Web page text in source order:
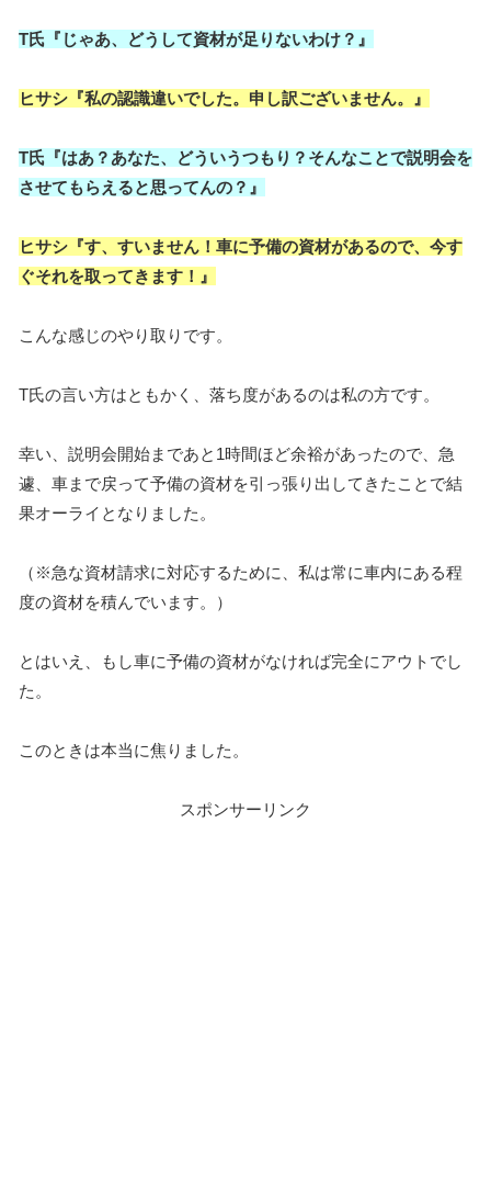
T氏『じゃあ、どうして資材が足りないわけ？』
ヒサシ『私の認識違いでした。申し訳ございません。』
T氏『はあ？あなた、どういうつもり？そんなことで説明会を
させてもらえると思ってんの？』
ヒサシ『す、すいません！車に予備の資材があるので、今す
ぐそれを取ってきます！』
こんな感じのやり取りです。
T氏の言い方はともかく、落ち度があるのは私の方です。
幸い、説明会開始まであと1時間ほど余裕があったので、急
遽、車まで戻って予備の資材を引っ張り出してきたことで結
果オーライとなりました。
（※急な資材請求に対応するために、私は常に車内にある程
度の資材を積んでいます。）
とはいえ、もし車に予備の資材がなければ完全にアウトでし
た。
このときは本当に焦りました。
スポンサーリンク